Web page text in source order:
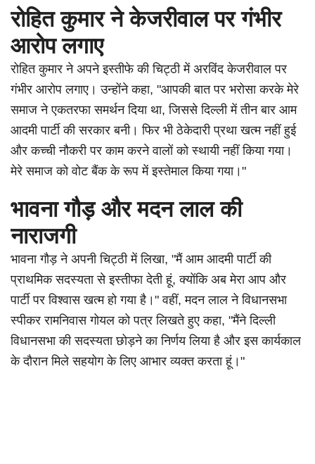
रोहित कुमार ने केजरीवाल पर गंभीर
आरोप लगाए
रोहित कुमार ने अपने इस्तीफे की चिट्ठी में अरविंद केजरीवाल पर
गंभीर आरोप लगाए। उन्होंने कहा, "आपकी बात पर भरोसा करके मेरे
समाज ने एकतरफा समर्थन दिया था, जिससे दिल्ली में तीन बार आम
आदमी पार्टी की सरकार बनी। फिर भी ठेकेदारी प्रथा खत्म नहीं हुई
और कच्ची नौकरी पर काम करने वालों को स्थायी नहीं किया गया।
मेरे समाज को वोट बैंक के रूप में इस्तेमाल किया गया।"
भावना गौड़ और मदन लाल की
नाराजगी
भावना गौड़ ने अपनी चिट्ठी में लिखा, "मैं आम आदमी पार्टी की
प्राथमिक सदस्यता से इस्तीफा देती हूं, क्योंकि अब मेरा आप और
पार्टी पर विश्वास खत्म हो गया है।" वहीं, मदन लाल ने विधानसभा
स्पीकर रामनिवास गोयल को पत्र लिखते हुए कहा, "मैंने दिल्ली
विधानसभा की सदस्यता छोड़ने का निर्णय लिया है और इस कार्यकाल
के दौरान मिले सहयोग के लिए आभार व्यक्त करता हूं।"